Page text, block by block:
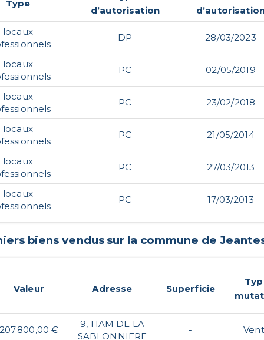
Type
d’autorisation
locaux
DP 28/03/2023
locaux
PC 02/05/2019
locaux
PC 23/02/2018
locaux
PC 21/05/2014
locaux
PC 27/03/2013
locaux
PC 17/03/2013
biens vendus sur la commune de
Valeur Adresse Superficie
800,00 €
9, HAM DE LA
SABLONNIERE
-